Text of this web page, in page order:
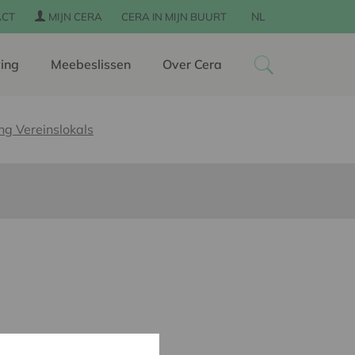
MIJN CERA CERA IN MIJN BUURT NL
Meebeslissen Over Cera
Vereinslokals